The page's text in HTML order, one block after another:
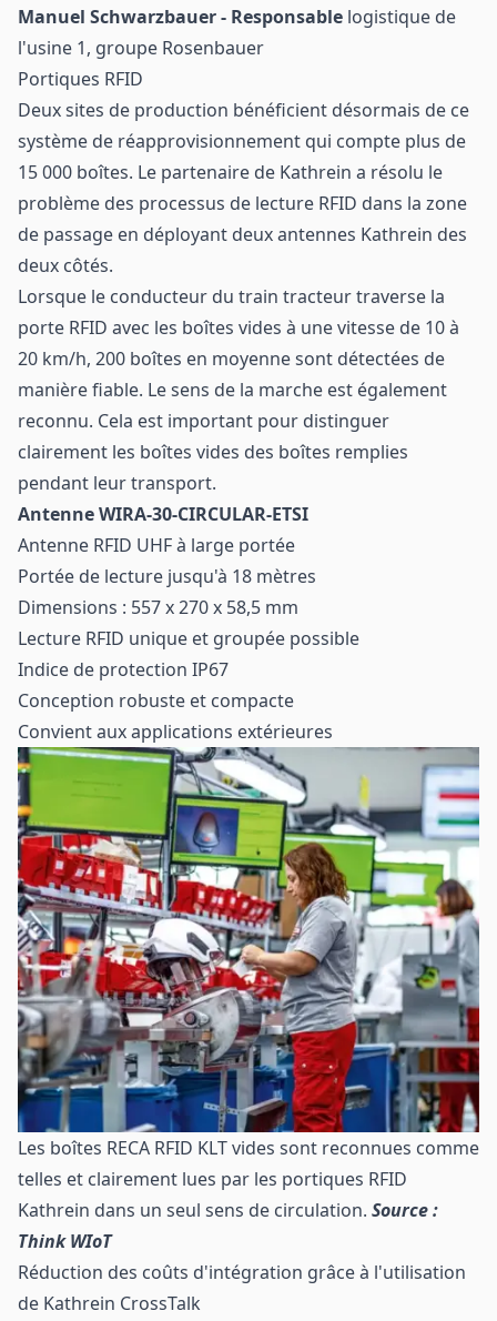
Manuel Schwarzbauer - Responsable logistique de
l'usine 1, groupe Rosenbauer
Portiques RFID
Deux sites de production bénéficient désormais de ce
système de réapprovisionnement qui compte plus de
15 000 boîtes. Le partenaire de Kathrein a résolu le
problème des processus de lecture RFID dans la zone
de passage en déployant deux antennes Kathrein des
deux côtés.
Lorsque le conducteur du train tracteur traverse la
porte RFID avec les boîtes vides à une vitesse de 10 à
20 km/h, 200 boîtes en moyenne sont détectées de
manière fiable. Le sens de la marche est également
reconnu. Cela est important pour distinguer
clairement les boîtes vides des boîtes remplies
pendant leur transport.
Antenne WIRA-30-CIRCULAR-ETSI
Antenne RFID UHF à large portée
Portée de lecture jusqu'à 18 mètres
Dimensions : 557 x 270 x 58,5 mm
Lecture RFID unique et groupée possible
Indice de protection IP67
Conception robuste et compacte
Convient aux applications extérieures
Les boîtes RECA RFID KLT vides sont reconnues comme
telles et clairement lues par les portiques RFID
Kathrein dans un seul sens de circulation. Source :
Think WIoT
Réduction des coûts d'intégration grâce à l'utilisation
de Kathrein CrossTalk